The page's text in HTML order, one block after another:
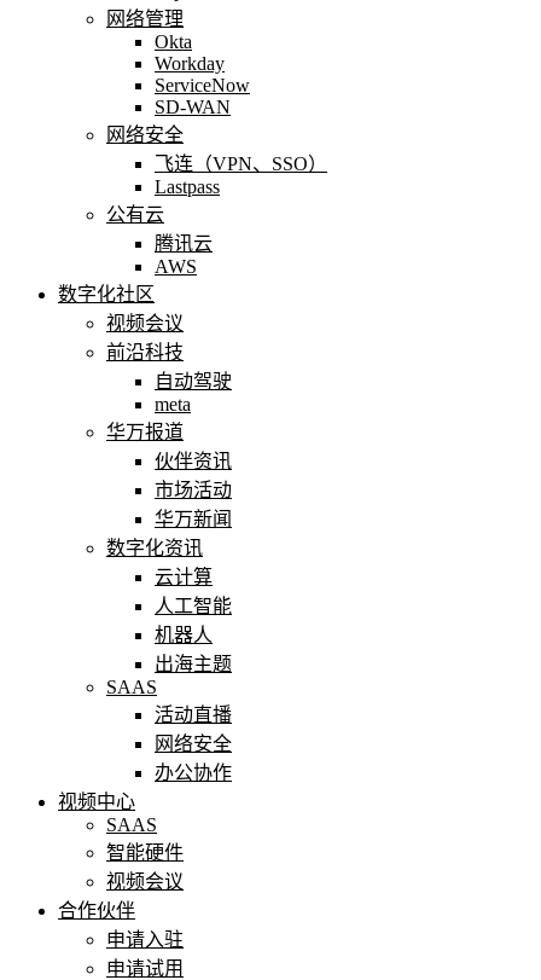
网络管理
Okta
Workday
ServiceNow
SD-WAN
网络安全
飞连（VPN、SSO）
Lastpass
公有云
腾讯云
AWS
数字化社区
视频会议
前沿科技
自动驾驶
meta
华万报道
伙伴资讯
市场活动
华万新闻
数字化资讯
云计算
人工智能
机器人
出海主题
SAAS
活动直播
网络安全
办公协作
视频中心
SAAS
智能硬件
视频会议
合作伙伴
申请入驻
申请试用